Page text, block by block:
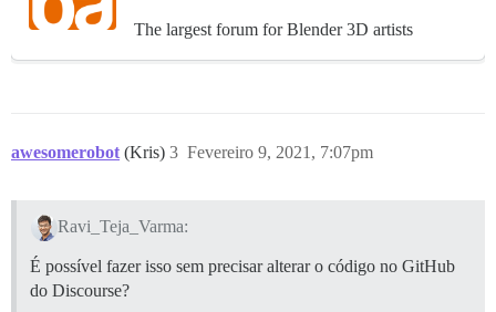
The largest forum for Blender 3D artists
awesomerobot (Kris) Fevereiro 9, 2021, 7:07pm
3
Ravi_Teja_Varma:
É possível fazer isso sem precisar alterar o código no GitHub
do Discourse?